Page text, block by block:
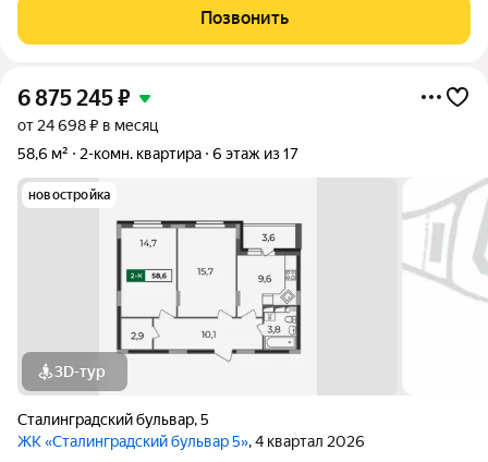
ПВХ, лоджия из большой комнаты остеклена алюминиевым
профилем, установлены хорошие межкомнатные двери,
Позвонить
6 875 245₽
от 24 698 ₽ в месяц
58,6 м²
2-комн. квартира 6 этаж из 17
новостройка
3D-тур
Сталинградский бульвар,5
ЖК «Сталинградский бульвар 5», 4 квартал 2026